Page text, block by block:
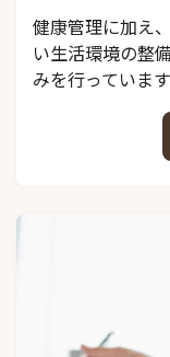
健康管理に加え
い生活環境の整
みを行っています